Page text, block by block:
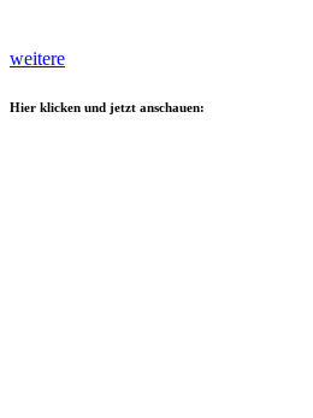
weitere
Hier klicken und jetzt anschauen: